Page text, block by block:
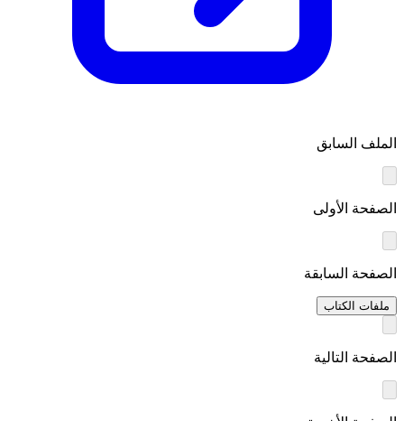
الملف السابق
الصفحة الأولى
الصفحة السابقة
ملفات الكتاب
الصفحة التالية